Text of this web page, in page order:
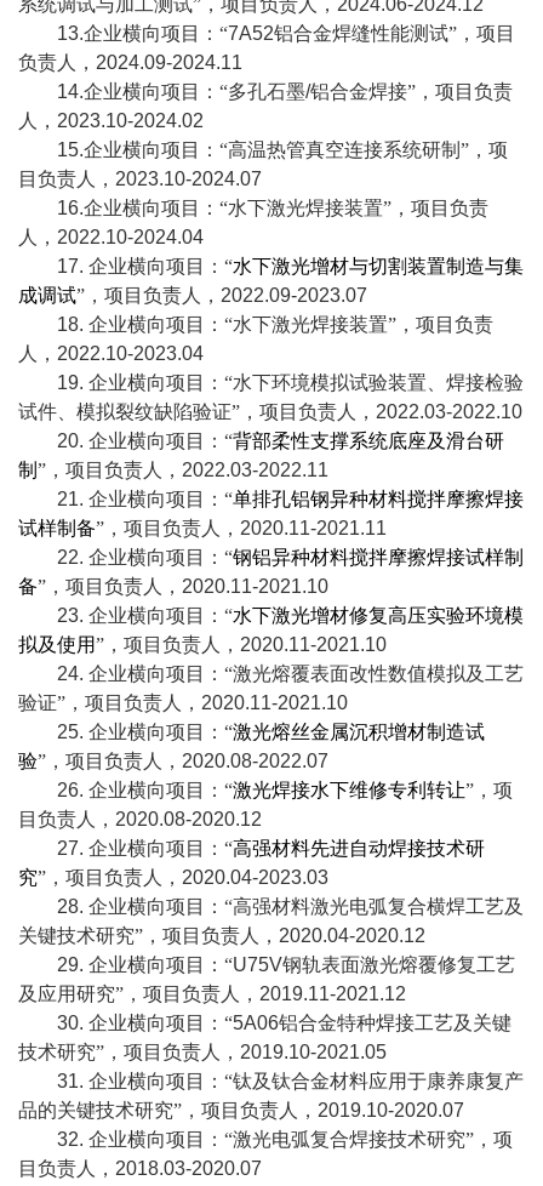
系统调试与加工测试”，项目负责人， 2024.06-2024.12
13.企业横向项目：“7A52铝合金焊缝性能测试”，项目
负责人， 2024.09-2024.11
14.企业横向项目：“多孔石墨/铝合金焊接”，项目负责
人， 2023.10-2024.02
15.企业横向项目：“高温热管真空连接系统研制”，项
目负责人， 2023.10-2024.07
16.企业横向项目：“水下激光焊接装置”，项目负责
人， 2022.10-2024.04
17. 企业横向项目：“水下激光增材与切割装置制造与集
成调试”，项目负责人， 2022.09-2023.07
18. 企业横向项目：“水下激光焊接装置”，项目负责
人， 2022.10-2023.04
19. 企业横向项目：“水下环境模拟试验装置、焊接检验
试件、模拟裂纹缺陷验证”，项目负责人， 2022.03-2022.10
20. 企业横向项目：“背部柔性支撑系统底座及滑台研
制 ”，项目负责人， 2022.03-2022.11
21. 企业横向项目：“单排孔铝钢异种材料搅拌摩擦焊接
试样制备”，项目负责人， 2020.11-2021.11
22. 企业横向项目：“钢铝异种材料搅拌摩擦焊接试样制
备”，项目负责人， 2020.11-2021.10
23. 企业横向项目：“水下激光增材修复高压实验环境模
拟及使用”，项目负责人， 2020.11-2021.10
24. 企业横向项目：“激光熔覆表面改性数值模拟及工艺
验证”，项目负责人， 2020.11-2021.10
25. 企业横向项目：“激光熔丝金属沉积增材制造试
验”，项目负责人， 2020.08-2022.07
26. 企业横向项目：“激光焊接水下维修专利转让”，项
目负责人， 2020.08-2020.12
27. 企业横向项目：“高强材料先进自动焊接技术研
究”，项目负责人， 2020.04-2023.03
28. 企业横向项目：“高强材料激光电弧复合横焊工艺及
关键技术研究”，项目负责人， 2020.04-2020.12
29. 企业横向项目：“U75V钢轨表面激光熔覆修复工艺
及应用研究”，项目负责人， 2019.11-2021.12
30. 企业横向项目：“5A06铝合金特种焊接工艺及关键
技术研究”，项目负责人， 2019.10-2021.05
31. 企业横向项目：“钛及钛合金材料应用于康养康复产
品的关键技术研究”，项目负责人， 2019.10-2020.07
32. 企业横向项目：“激光电弧复合焊接技术研究”，项
目负责人， 2018.03-2020.07